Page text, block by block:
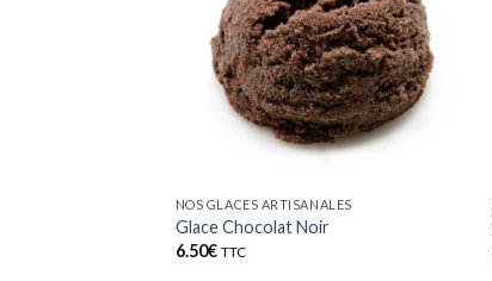
NOS GLACES ARTISANALES
Glace Chocolat Noir
6.50€ TTC